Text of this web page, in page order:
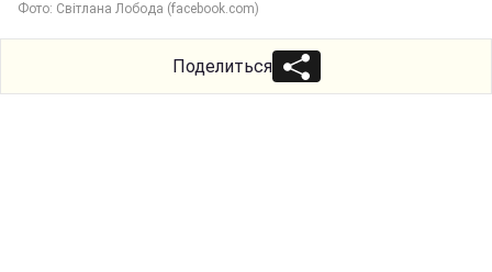
Фото: Світлана Лобода (facebook.com)
Поделиться